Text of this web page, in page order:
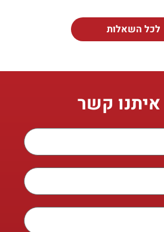
לכל השאלות
איתנו קשר